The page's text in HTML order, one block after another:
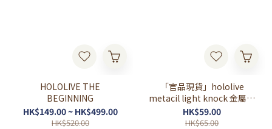
HOLOLIVE THE
BEGINNING
HK$149.00 ~ HK$499.00
HK$520.00
「官品現貨」hololive
metacil light knock 金屬鉛
筆 第2彈
HK$59.00
HK$65.00